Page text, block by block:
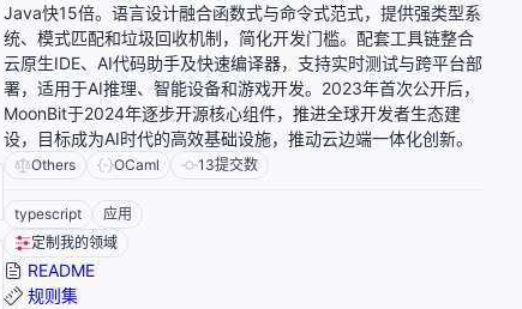
Java快15倍。语言设计融合函数式与命令式范式，提供强类型系
统、模式匹配和垃圾回收机制，简化开发门槛。配套工具链整合
云原生IDE、AI代码助手及快速编译器，支持实时测试与跨平台部
署，适用于AI推理、智能设备和游戏开发。2023年首次公开后，
MoonBit于2024年逐步开源核心组件，推进全球开发者生态建
设，目标成为AI时代的高效基础设施，推动云边端一体化创新。
Others OCaml 13提交数
typescript
应用
定制我的领域
README
规则集